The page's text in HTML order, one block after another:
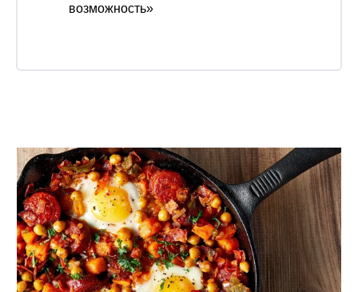
возможность»